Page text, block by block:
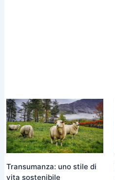
Transumanza: uno stile di
vita sostenibile